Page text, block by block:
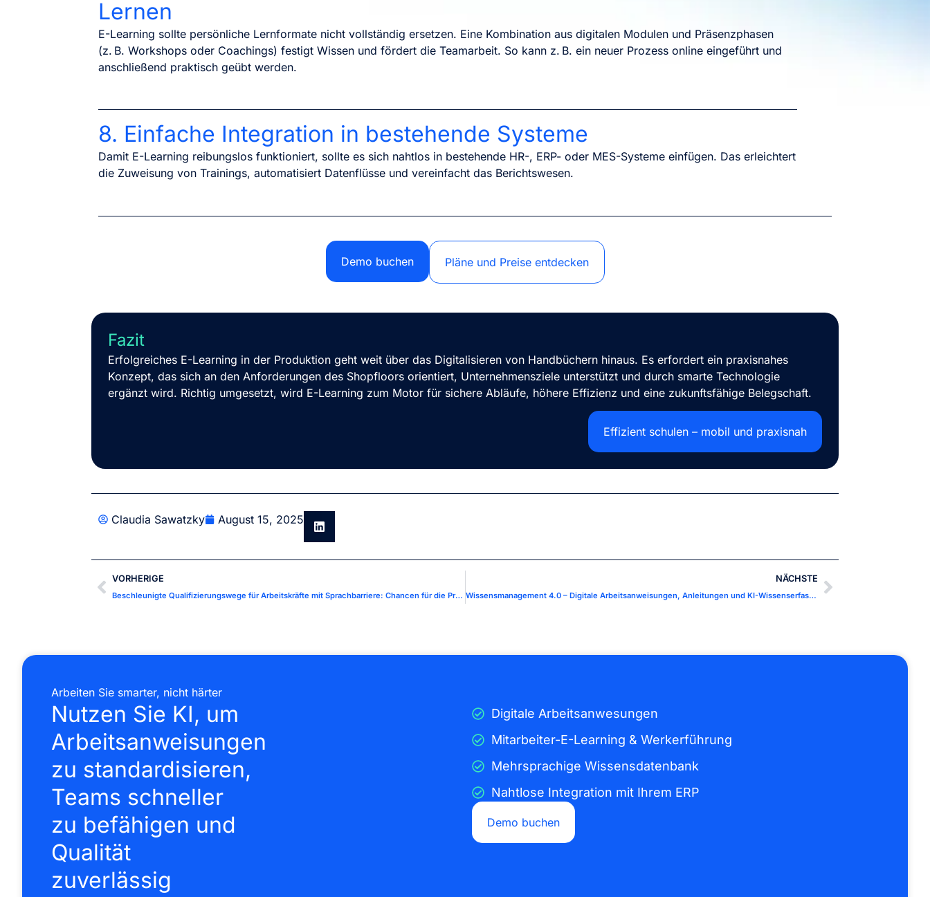
Lernen
E-Learning sollte persönliche Lernformate nicht vollständig ersetzen. Eine Kombination aus digitalen Modulen und Präsenzphasen
(z. B. Workshops oder Coachings) festigt Wissen und fördert die Teamarbeit. So kann z. B. ein neuer Prozess online eingeführt und
anschließend praktisch geübt werden.
8. Einfache Integration in bestehende Systeme
Damit E-Learning reibungslos funktioniert, sollte es sich nahtlos in bestehende HR-, ERP- oder MES-Systeme einfügen. Das erleichtert
die Zuweisung von Trainings, automatisiert Datenflüsse und vereinfacht das Berichtswesen.
Demo buchen Pläne und Preise entdecken
Fazit
Erfolgreiches E-Learning in der Produktion geht weit über das Digitalisieren von Handbüchern hinaus. Es erfordert ein praxisnahes
Konzept, das sich an den Anforderungen des Shopfloors orientiert, Unternehmensziele unterstützt und durch smarte Technologie
ergänzt wird. Richtig umgesetzt, wird E-Learning zum Motor für sichere Abläufe, höhere Effizienz und eine zukunftsfähige Belegschaft.
Effizient schulen – mobil und praxisnah
Claudia Sawatzky August 15, 2025
VORHERIGE
Beschleunigte Qualifizierungswege für Arbeitskräfte mit Sprachbarriere: Chancen für die Produktion nutzen
NÄCHSTE
Wissensmanagement 4.0 – Digitale Arbeitsanweisungen, Anleitungen und KI-Wissenserfassung
Arbeiten Sie smarter, nicht härter
Nutzen Sie KI, um
Arbeitsanweisungen
zu standardisieren,
Teams schneller
zu befähigen und
Qualität
zuverlässig
Digitale Arbeitsanwesungen
Mitarbeiter-E-Learning & Werkerführung
Mehrsprachige Wissensdatenbank
Nahtlose Integration mit Ihrem ERP
Demo buchen